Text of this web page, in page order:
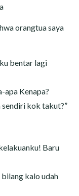
orangtua saya
bentar lagi
apa Kenapa?
sendiri kok takut?”
Baru
kalo udah